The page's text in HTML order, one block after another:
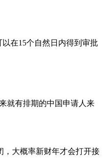
在15个自然日内得到审批
就有排期的中国申请人来
，大概率新财年才会打开接